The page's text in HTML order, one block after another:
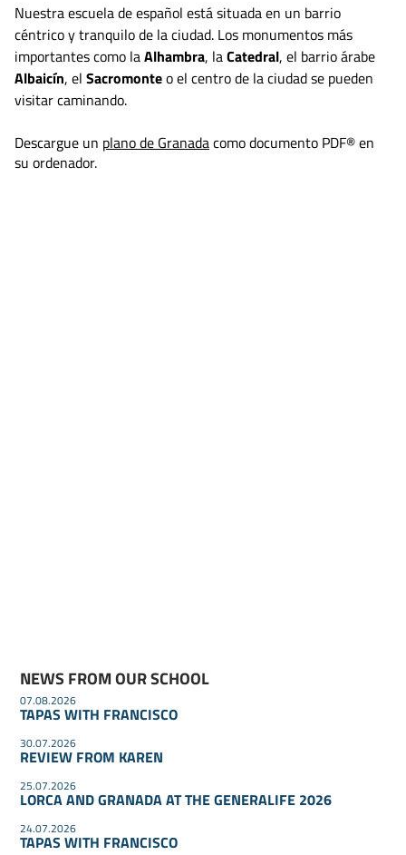
Nuestra escuela de español está situada en un barrio
céntrico y tranquilo de la ciudad. Los monumentos más
importantes como laAlhambra, laCatedral, el barrio árabe
Albaicín, el Sacromonteo el centro de la ciudad se pueden
visitar caminando.
Descargue un plano de Granadacomo documento PDF® en
su ordenador.
NEWS FROM OUR SCHOOL
07.08.2026
TAPAS WITH FRANCISCO
30.07.2026
REVIEW FROM KAREN
25.07.2026
LORCA AND GRANADA AT THE GENERALIFE 2026
24.07.2026
TAPAS WITH FRANCISCO